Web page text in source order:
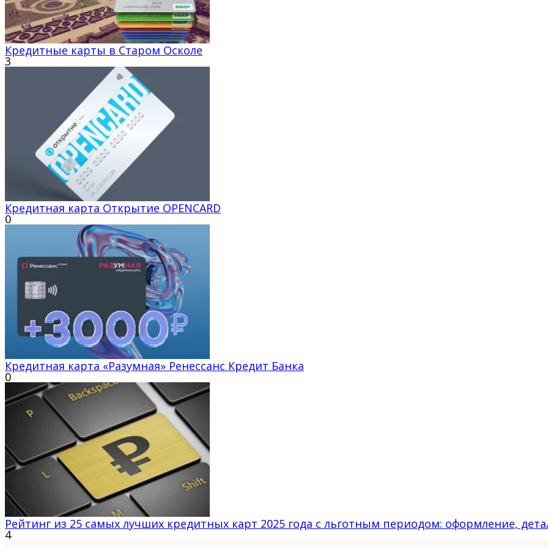
Кредитные карты в Старом Осколе
3
Кредитная карта Открытие OPENCARD
0
Кредитная карта «Разумная» Ренессанс Кредит Банка
0
Рейтинг из 25 самых лучших кредитных карт 2025 года с льготным периодом: оформление,
4